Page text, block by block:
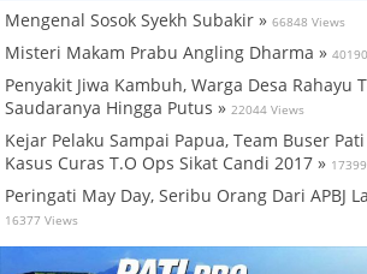
Mengenal Sosok Syekh Subakir » 66848 Views
Misteri Makam Prabu Angling Dharma »
Penyakit Jiwa Kambuh, Warga Desa Rahayu
Saudaranya Hingga Putus » 22044 Views
Kejar Pelaku Sampai Papua, Team Buser
Kasus Curas T.O Ops Sikat Candi 2017 »
Peringati May Day, Seribu Orang Dari APBJ
16377 Views